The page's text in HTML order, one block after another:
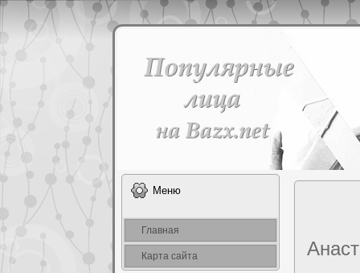
Меню
Главная
Карта сайта